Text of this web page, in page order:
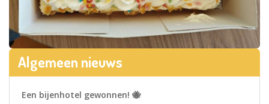
Algemeen nieuws
Een bijenhotel gewonnen! 🐝